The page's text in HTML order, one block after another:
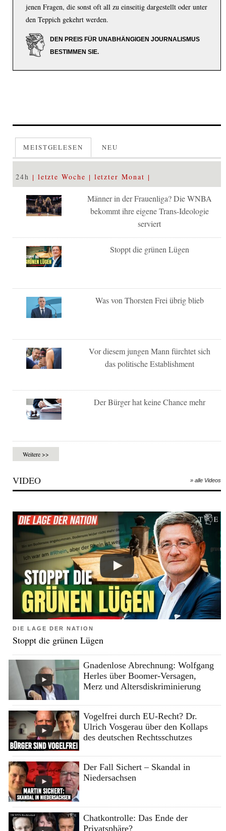
jenen Fragen, die sonst oft all zu einseitig dargestellt oder unter
den Teppich gekehrt werden.
DEN PREIS FÜR UNABHÄNGIGEN JOURNALISMUS
BESTIMMEN SIE.
MEISTGELESEN NEU
24h letzte Woche letzter Monat
Männer in der Frauenliga? Die WNBA
bekommt ihre eigene Trans-Ideologie
serviert
Stoppt die grünen Lügen
Was von Thorsten Frei übrig blieb
Vor diesem jungen Mann fürchtet sich
das politische Establishment
Der Bürger hat keine Chance mehr
Weitere >>
VIDEO » alle Videos
DIE LAGE DER NATION
Stoppt die grünen Lügen
Gnadenlose Abrechnung: Wolfgang
Herles über Boomer-Versagen,
Merz und Altersdiskriminierung
Vogelfrei durch EU-Recht? Dr.
Ulrich Vosgerau über den Kollaps
des deutschen Rechtsschutzes
Der Fall Sichert – Skandal in
Niedersachsen
Chatkontrolle: Das Ende der
Privatsphäre?